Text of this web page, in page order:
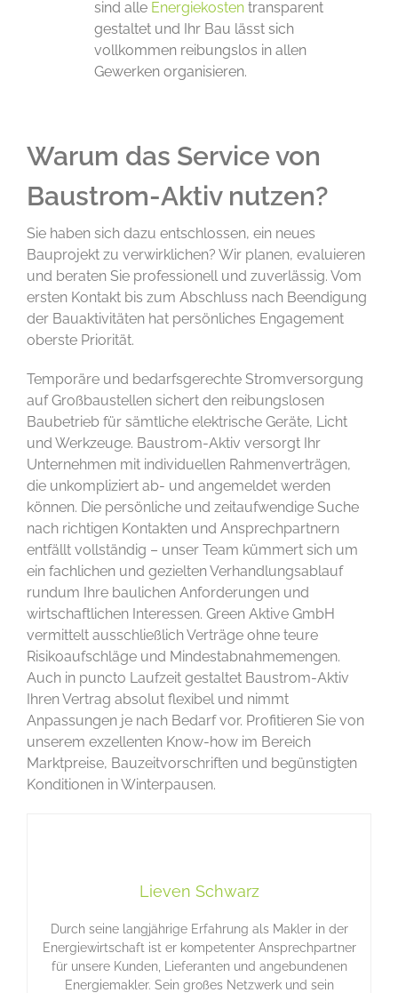
sind alle Energiekostentransparent
gestaltet und Ihr Bau lässt sich
vollkommen reibungslos in allen
Gewerken organisieren.
Warum das Service von
Baustrom-Aktiv nutzen?
Sie haben sich dazu entschlossen, ein neues
Bauprojekt zu verwirklichen? Wir planen, evaluieren
und beraten Sie professionell und zuverlässig. Vom
ersten Kontakt bis zum Abschluss nach Beendigung
der Bauaktivitäten hat persönliches Engagement
oberste Priorität.
Temporäre und bedarfsgerechte Stromversorgung
auf Großbaustellen sichert den reibungslosen
Baubetrieb für sämtliche elektrische Geräte, Licht
und Werkzeuge. Baustrom-Aktiv versorgt Ihr
Unternehmen mit individuellen Rahmenverträgen,
die unkompliziert ab- und angemeldet werden
können. Die persönliche und zeitaufwendige Suche
nach richtigen Kontakten und Ansprechpartnern
entfällt vollständig – unser Team kümmert sich um
ein fachlichen und gezielten Verhandlungsablauf
rundum Ihre baulichen Anforderungen und
wirtschaftlichen Interessen. Green Aktive GmbH
vermittelt ausschließlich Verträge ohne teure
Risikoaufschläge und Mindestabnahmemengen.
Auch in puncto Laufzeit gestaltet Baustrom-Aktiv
Ihren Vertrag absolut flexibel und nimmt
Anpassungen je nach Bedarf vor. Profitieren Sie von
unserem exzellenten Know-how im Bereich
Marktpreise, Bauzeitvorschriften und begünstigten
Konditionen in Winterpausen.
Lieven Schwarz
Durch seine langjährige Erfahrung als Makler in der
Energiewirtschaft ist er kompetenter Ansprechpartner
für unsere Kunden, Lieferanten und angebundenen
Energiemakler. Sein großes Netzwerk und sein